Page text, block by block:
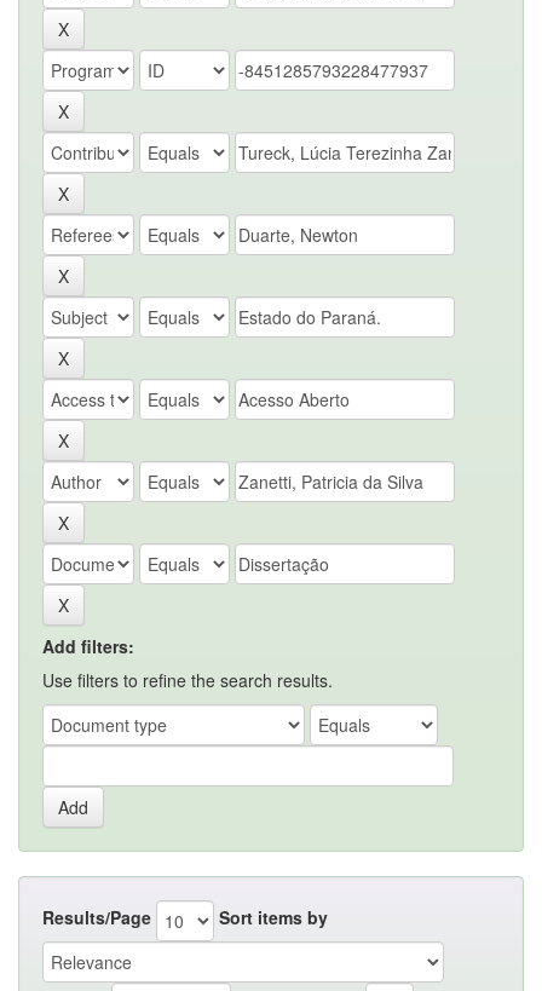
Add filters:
Use filters to refine the search results.
Results/Page Sort items by